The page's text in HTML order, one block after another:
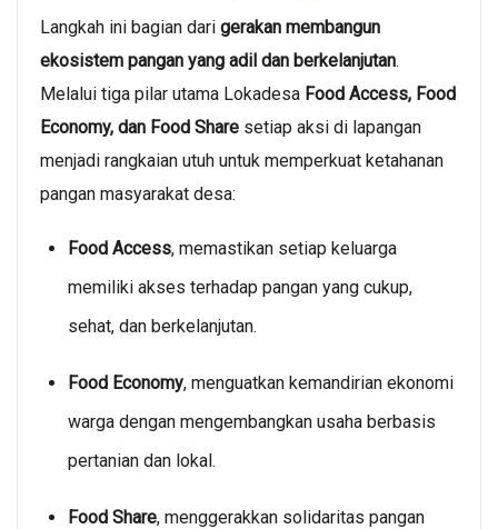
Langkah ini bagian dari gerakan membangun
ekosistem pangan yang adil dan berkelanjutan.
Melalui tiga pilar utama Lokadesa Food Access, Food
Economy, dan Food Share setiap aksi di lapangan
menjadi rangkaian utuh untuk memperkuat ketahanan
pangan masyarakat desa:
Food Access, memastikan setiap keluarga
memiliki akses terhadap pangan yang cukup,
sehat, dan berkelanjutan.
Food Economy, menguatkan kemandirian ekonomi
warga dengan mengembangkan usaha berbasis
pertanian dan lokal.
Food Share, menggerakkan solidaritas pangan